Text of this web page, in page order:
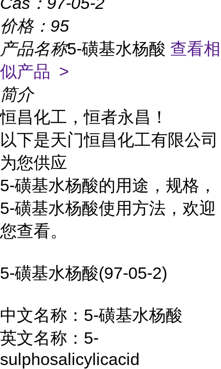
价格： 95
产品名称5-磺基水杨酸 查看相
似产品 >
简介
恒昌化工，恒者永昌！
以下是天门恒昌化工有限公司
为您供应
5-磺基水杨酸的用途，规格，
5-磺基水杨酸使用方法，欢迎
您查看。
5-磺基水杨酸(97-05-2)
中文名称：5-磺基水杨酸
英文名称：5-
sulphosalicylicacid